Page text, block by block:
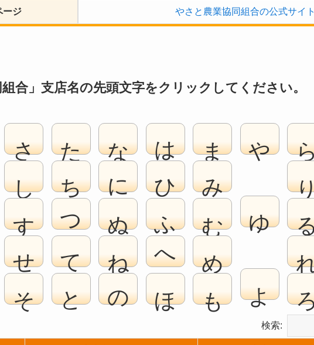
ージ やさと農業協同組合の公式サイト
組合」支店名の先頭文字をクリックしてください。
さ
し
す
せ
そ
た
ち
つ
て
と
な
に
ぬ
ね
の
は
ひ
ふ
へ
ほ
ま
み
む
め
も
や
ゆ
よ
ら
り
る
れ
ろ
検索: